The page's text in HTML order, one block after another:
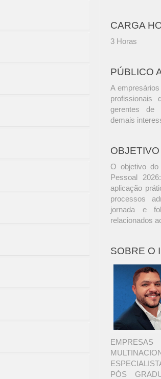
CARGA
3 Horas
PÚBLICO
A
profissionais
gerentes de
demais
O objetivo do
Pessoal
aplicação
processos
jornada e
relacionados
SOBRE O
PÓS